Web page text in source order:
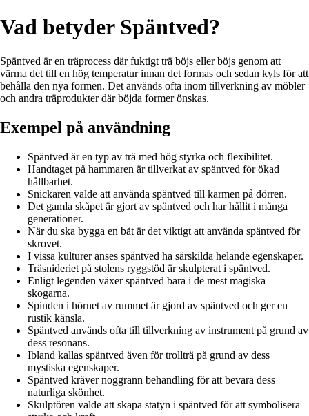
Vad betyder Späntved?
Späntved är en träprocess där fuktigt trä böjs eller böjs genom att
värma det till en hög temperatur innan det formas och sedan kyls för att
behålla den nya formen. Det används ofta inom tillverkning av möbler
och andra träprodukter där böjda former önskas.
Exempel på användning
Späntved är en typ av trä med hög styrka och flexibilitet.
Handtaget på hammaren är tillverkat av späntved för ökad
hållbarhet.
Snickaren valde att använda späntved till karmen på dörren.
Det gamla skåpet är gjort av späntved och har hållit i många
generationer.
När du ska bygga en båt är det viktigt att använda späntved för
skrovet.
I vissa kulturer anses späntved ha särskilda helande egenskaper.
Träsnideriet på stolens ryggstöd är skulpterat i späntved.
Enligt legenden växer späntved bara i de mest magiska
skogarna.
Spinden i hörnet av rummet är gjord av späntved och ger en
rustik känsla.
Späntved används ofta till tillverkning av instrument på grund av
dess resonans.
Ibland kallas späntved även för trollträ på grund av dess
mystiska egenskaper.
Späntved kräver noggrann behandling för att bevara dess
naturliga skönhet.
Skulptören valde att skapa statyn i späntved för att symbolisera